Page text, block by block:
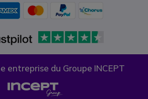
entreprise du Groupe INCEPT